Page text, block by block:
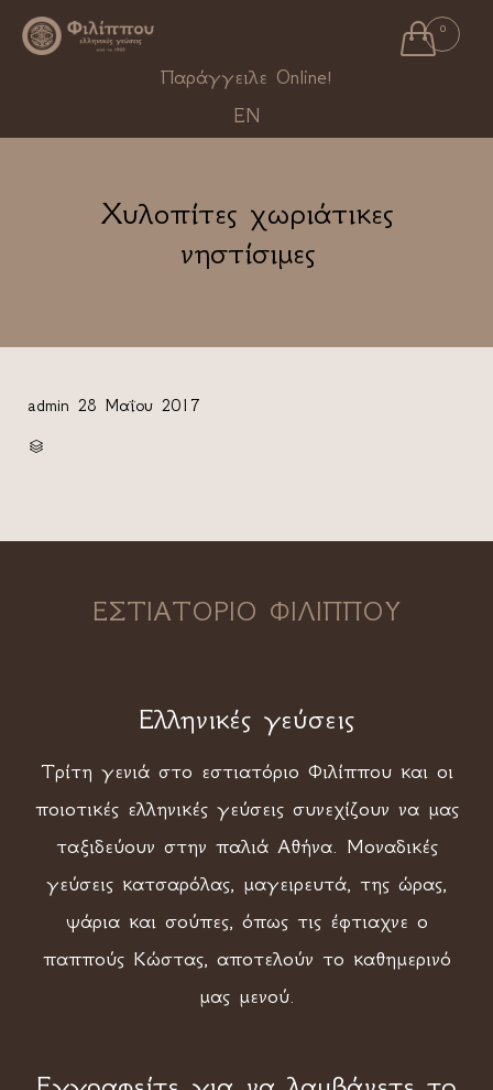
 0
Παράγγειλε Online!
EN
Χυλοπίτες χωριάτικες
νηστίσιμες
admin 28 Μαΐου 2017

ΕΣΤΙΑΤΟΡΙΟ ΦΙΛΙΠΠΟΥ
Ελληνικές γεύσεις
Τρίτη γενιά στο εστιατόριο Φιλίππου και οι
ποιοτικές ελληνικές γεύσεις συνεχίζουν να μας
ταξιδεύουν στην παλιά Αθήνα. Μοναδικές
γεύσεις κατσαρόλας, μαγειρευτά, της ώρας,
ψάρια και σούπες, όπως τις έφτιαχνε ο
παππούς Κώστας, αποτελούν το καθημερινό
μας μενού.